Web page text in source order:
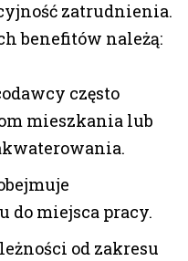
zatrudnienia.
benefitów należą:
często
mieszkania lub
do miejsca pracy.
od zakresu